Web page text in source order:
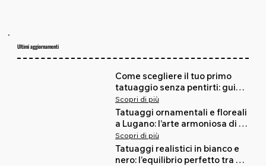
Ultimi aggiornamenti
Come scegliere il tuo primo
tatuaggio senza pentirti: guida
sincera, zero fronzoli
Scopri di più
Tatuaggi ornamentali e floreali
a Lugano: l’arte armoniosa di
Missy in Red ospite da BOH!
Tattoo Studio
Scopri di più
Tatuaggi realistici in bianco e
nero: l’equilibrio perfetto tra